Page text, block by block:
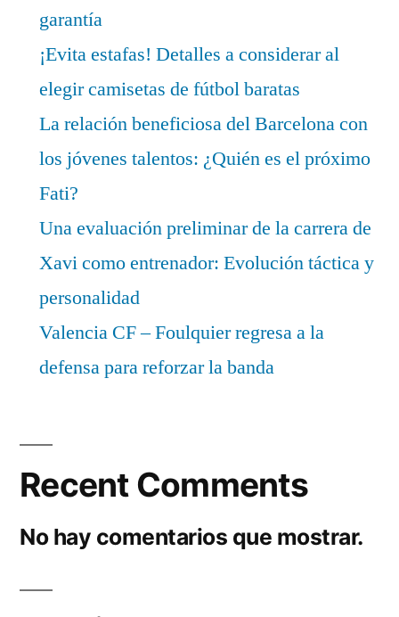
garantía
¡Evita estafas! Detalles a considerar al
elegir camisetas de fútbol baratas
La relación beneficiosa del Barcelona con
los jóvenes talentos: ¿Quién es el próximo
Fati?
Una evaluación preliminar de la carrera de
Xavi como entrenador: Evolución táctica y
personalidad
Valencia CF – Foulquier regresa a la
defensa para reforzar la banda
Recent Comments
No hay comentarios que mostrar.